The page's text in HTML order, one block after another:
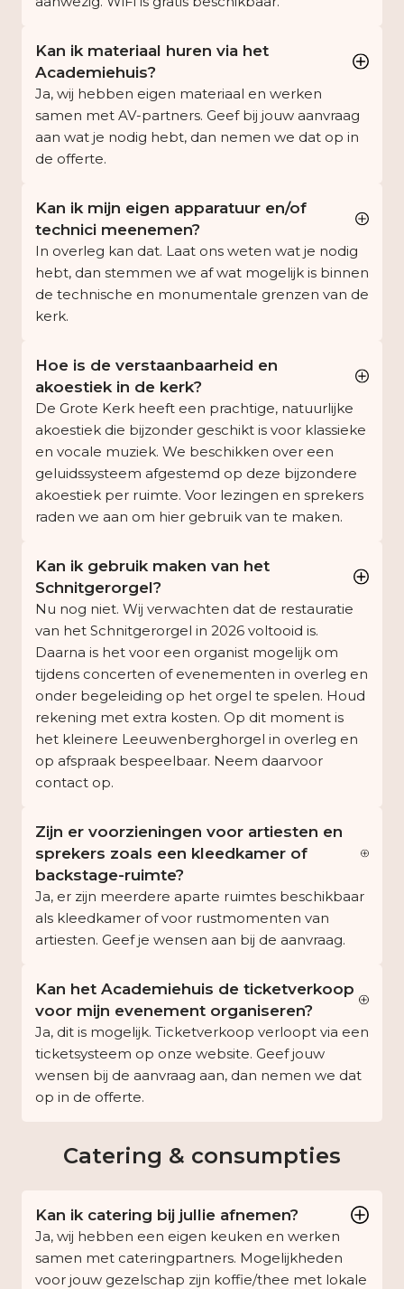
Kan ik materiaal huren via het
Academiehuis?
Ja, wij hebben eigen materiaal en werken
samen met AV-partners. Geef bij jouw aanvraag
aan wat je nodig hebt, dan nemen we dat op in
de offerte.
Kan ik mijn eigen apparatuur en/of
technici meenemen?
In overleg kan dat. Laat ons weten wat je nodig
hebt, dan stemmen we af wat mogelijk is binnen
de technische en monumentale grenzen van de
kerk.
Hoe is de verstaanbaarheid en
akoestiek in de kerk?
De Grote Kerk heeft een prachtige, natuurlijke
akoestiek die bijzonder geschikt is voor klassieke
en vocale muziek. We beschikken over een
geluidssysteem afgestemd op deze bijzondere
akoestiek per ruimte. Voor lezingen en sprekers
raden we aan om hier gebruik van te maken.
Kan ik gebruik maken van het
Schnitgerorgel?
Nu nog niet. Wij verwachten dat de restauratie
van het Schnitgerorgel in 2026 voltooid is.
Daarna is het voor een organist mogelijk om
tijdens concerten of evenementen in overleg en
onder begeleiding op het orgel te spelen. Houd
rekening met extra kosten. Op dit moment is
het kleinere Leeuwenberghorgel in overleg en
op afspraak bespeelbaar. Neem daarvoor
contact op.
Zijn er voorzieningen voor artiesten en
sprekers zoals een kleedkamer of
backstage-ruimte?
Ja, er zijn meerdere aparte ruimtes beschikbaar
als kleedkamer of voor rustmomenten van
artiesten. Geef je wensen aan bij de aanvraag.
Kan het Academiehuis de ticketverkoop
voor mijn evenement organiseren?
Ja, dit is mogelijk. Ticketverkoop verloopt via een
ticketsysteem op onze website. Geef jouw
wensen bij de aanvraag aan, dan nemen we dat
op in de offerte.
Catering & consumpties
Kan ik catering bij jullie afnemen?
Ja, wij hebben een eigen keuken en werken
samen met cateringpartners. Mogelijkheden
voor jouw gezelschap zijn koffie/thee met lokale